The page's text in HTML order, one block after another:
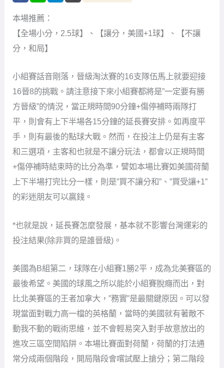
本場推薦：
【全場小分，2.5球】、【讓分，美國+1球】、【不讓
分，和局】
小組賽話音剛落，晉級淘汰賽的16支隊伍馬上就要迎接
16晉8的挑戰。請注意接下來小組賽都將是”一定要有勝
方晉級”的情況，當正規時間90分鐘+傷停補時兩隊打
平，則會有上下半場各15分鐘的延長賽安排。如再度平
手，則有最後的點球大戰。然而，在投注上仍是有主客
和三選項，主客和也就是不讓分玩法，都會以正規時間
+傷停補時結束時的比分為準，譬如本場比賽如美國荷蘭
上下半場打完比分一樣，則是”買不讓分和”、”買受讓+1”
的彩迷朋友可以贏錢。
*也就是說，延長賽怎麼發展，基本就不影響台灣運彩的
投注結果(除非買的是誰晉級)。
美國為B組第二，球隊在小組賽1勝2平，成為北美賽區的
最後希望。美國的球風之所以能於小組賽脫癮而出，對
比北美賽區的王者加拿大，”務實”是最關鍵原因。可以發
現當面對戰力高一檔的英格蘭，當時的美國就有著敵不
動我不動的戰術思維，並不會輕易突入對手故意放出的
進攻三區空間陷阱。本場比賽面對荷蘭，荷蘭的打法通
常分成兩個階段，開局階段會嚐試壓上搶分；第二階段